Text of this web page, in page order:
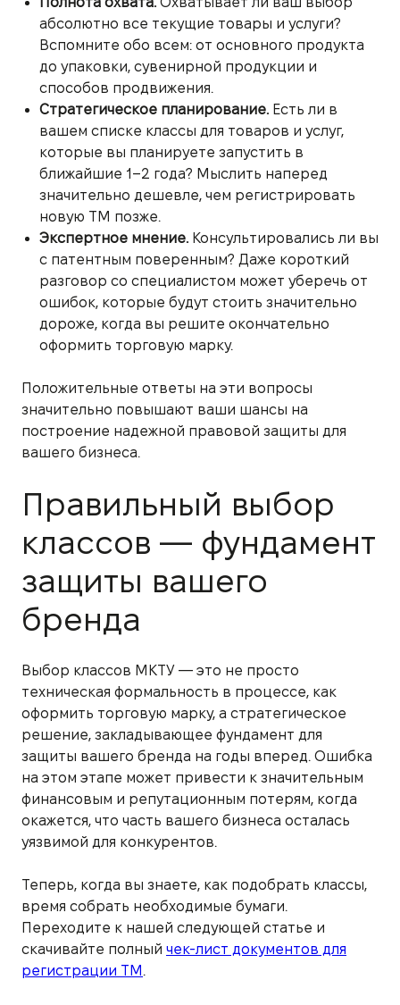
абсолютно все текущие товары и услуги?
Вспомните обо всем: от основного продукта
до упаковки, сувенирной продукции и
способов продвижения.
Стратегическое планирование. Есть ли в
вашем списке классы для товаров и услуг,
которые вы планируете запустить в
ближайшие 1–2 года? Мыслить наперед
значительно дешевле, чем регистрировать
новую ТМ позже.
Экспертное мнение. Консультировались ли вы
с патентным поверенным? Даже короткий
разговор со специалистом может уберечь от
ошибок, которые будут стоить значительно
дороже, когда вы решите окончательно
оформить торговую марку.
Положительные ответы на эти вопросы
значительно повышают ваши шансы на
построение надежной правовой защиты для
вашего бизнеса.
Правильный выбор
классов — фундамент
защиты вашего
бренда
Выбор классов МКТУ — это не просто
техническая формальность в процессе, как
оформить торговую марку, а стратегическое
решение, закладывающее фундамент для
защиты вашего бренда на годы вперед. Ошибка
на этом этапе может привести к значительным
финансовым и репутационным потерям, когда
окажется, что часть вашего бизнеса осталась
уязвимой для конкурентов.
Теперь, когда вы знаете, как подобрать классы,
время собрать необходимые бумаги.
Переходите к нашей следующей статье и
скачивайте полный чек-лист документов для
регистрации ТМ .